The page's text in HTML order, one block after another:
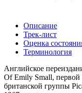
Описание
Трек-лист
Оценка
Терминология
Английское
Of Emily Small, первой
британской группы